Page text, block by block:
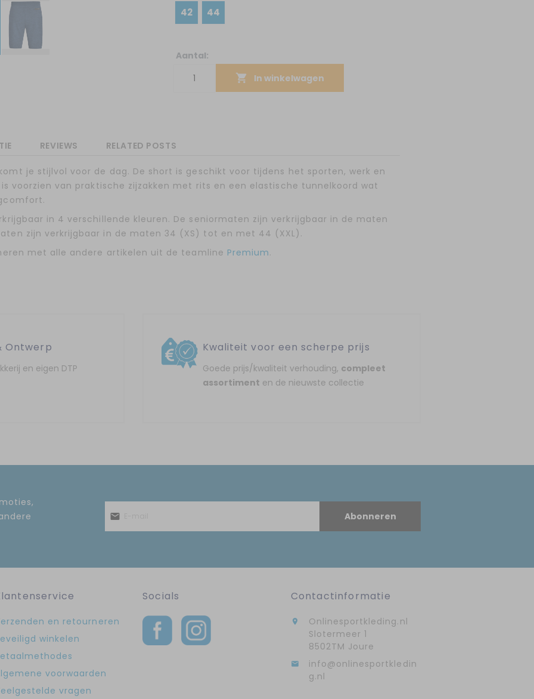
42 44
Aantal:
In winkelwagen
je stijlvol voor de dag. De short is geschikt voor tijdens het sporten, werk en
voorzien van praktische zijzakken met rits en een elastische tunnelkoord wat
in 4 verschillende kleuren. De seniormaten zijn verkrijgbaar in de maten
zijn verkrijgbaar in de maten 34 (XS) tot en met 44 (XXL).
met alle andere artikelen uit de teamline Premium.
REVIEWS RELATED POSTS
Ontwerp
en eigen DTP
Kwaliteit voor een scherpe prijs
Goede prijs/kwaliteit verhouding, compleet
assortiment en de nieuwste collectie
Abonneren
en retourneren
winkelen
voorwaarden
vragen
Socials Contactinformatie

Onlinesportkleding.nl
Slotermeer 1
8502TM Joure

info@onlinesportkledin
g.nl